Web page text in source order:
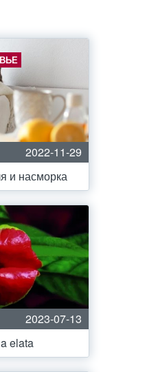
2022-11-29
и насморка
2023-07-13
elata